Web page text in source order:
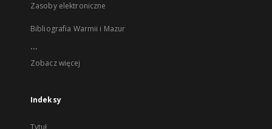
Zasoby elektroniczne
Bibliografia Warmii i Mazur
...
Zobacz więcej
Indeksy
Tytuł